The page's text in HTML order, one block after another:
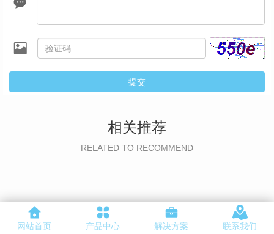
提交
相关推荐
RELATED TO RECOMMEND
网站首页 产品中心 解决方案 联系我们